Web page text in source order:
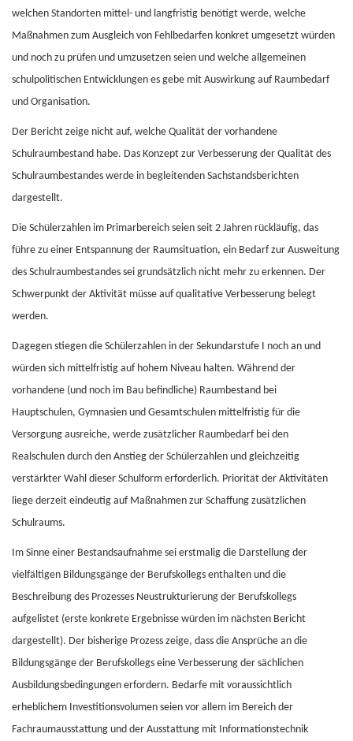
welchen Standorten mittel- und langfristig benötigt werde, welche
Maßnahmen zum Ausgleich von Fehlbedarfen konkret umgesetzt würden
und noch zu prüfen und umzusetzen seien und welche allgemeinen
schulpolitischen Entwicklungen es gebe mit Auswirkung auf Raumbedarf
und Organisation.
Der Bericht zeige nicht auf, welche Qualität der vorhandene
Schulraumbestand habe. Das Konzept zur Verbesserung der Qualität des
Schulraumbestandes werde in begleitenden Sachstandsberichten
dargestellt.
Die Schülerzahlen im Primarbereich seien seit 2 Jahren rückläufig, das
führe zu einer Entspannung der Raumsituation, ein Bedarf zur Ausweitung
des Schulraumbestandes sei grundsätzlich nicht mehr zu erkennen. Der
Schwerpunkt der Aktivität müsse auf qualitative Verbesserung belegt
werden.
Dagegen stiegen die Schülerzahlen in der Sekundarstufe I noch an und
würden sich mittelfristig auf hohem Niveau halten. Während der
vorhandene (und noch im Bau befindliche) Raumbestand bei
Hauptschulen, Gymnasien und Gesamtschulen mittelfristig für die
Versorgung ausreiche, werde zusätzlicher Raumbedarf bei den
Realschulen durch den Anstieg der Schülerzahlen und gleichzeitig
verstärkter Wahl dieser Schulform erforderlich. Priorität der Aktivitäten
liege derzeit eindeutig auf Maßnahmen zur Schaffung zusätzlichen
Schulraums.
Im Sinne einer Bestandsaufnahme sei erstmalig die Darstellung der
vielfältigen Bildungsgänge der Berufskollegs enthalten und die
Beschreibung des Prozesses Neustrukturierung der Berufskollegs
aufgelistet (erste konkrete Ergebnisse würden im nächsten Bericht
dargestellt). Der bisherige Prozess zeige, dass die Ansprüche an die
Bildungsgänge der Berufskollegs eine Verbesserung der sächlichen
Ausbildungsbedingungen erfordern. Bedarfe mit voraussichtlich
erheblichem Investitionsvolumen seien vor allem im Bereich der
Fachraumausstattung und der Ausstattung mit Informationstechnik